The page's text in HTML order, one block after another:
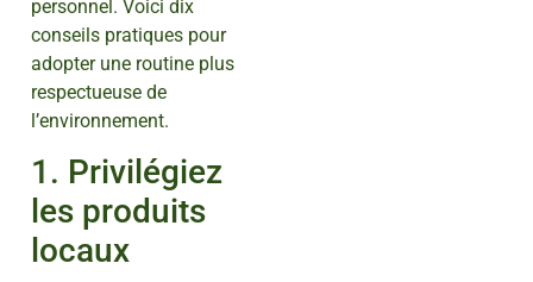
personnel. Voici dix
conseils pratiques pour
adopter une routine plus
respectueuse de
l’environnement.
1. Privilégiez
les produits
locaux